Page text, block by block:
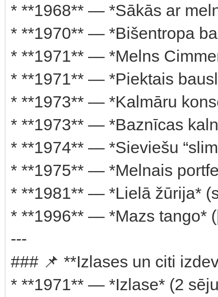
* **1968** — *Sākās ar
* **1970** — *Bišentropa
* **1971** — *Melns
* **1971** — *Piektais
* **1973** — *Kalmāru
* **1973** — *Baznīcas
* **1974** — *Sieviešu
* **1975** — *Melnais
* **1981** — *Lielā žūrija*
* **1996** — *Mazs tango*
---
### 📌 **Izlases un citi
* **1971** — *Izlase* (2